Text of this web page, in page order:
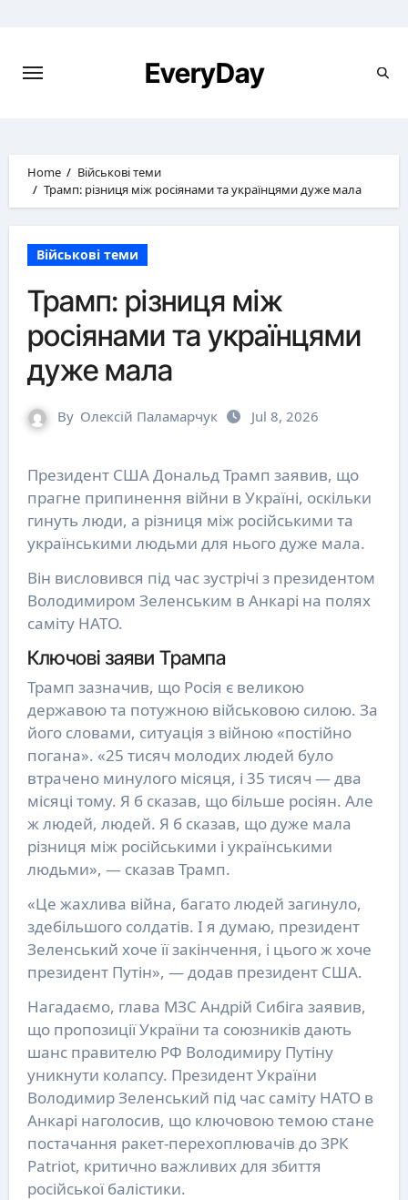
EveryDay
Home
Військові теми
Трамп: різниця між росіянами та українцями дуже мала
Військові теми
Трамп: різниця між
росіянами та українцями
дуже мала
By Олексій Паламарчук Jul 8, 2026
Президент США Дональд Трамп заявив, що
прагне припинення війни в Україні, оскільки
гинуть люди, а різниця між російськими та
українськими людьми для нього дуже мала.
Він висловився під час зустрічі з президентом
Володимиром Зеленським в Анкарі на полях
саміту НАТО.
Ключові заяви Трампа
Трамп зазначив, що Росія є великою
державою та потужною військовою силою. За
його словами, ситуація з війною «постійно
погана». «25 тисяч молодих людей було
втрачено минулого місяця, і 35 тисяч — два
місяці тому. Я б сказав, що більше росіян. Але
ж людей, людей. Я б сказав, що дуже мала
різниця між російськими і українськими
людьми», — сказав Трамп.
«Це жахлива війна, багато людей загинуло,
здебільшого солдатів. І я думаю, президент
Зеленський хоче її закінчення, і цього ж хоче
президент Путін», — додав президент США.
Нагадаємо, глава МЗС Андрій Сибіга заявив,
що пропозиції України та союзників дають
шанс правителю РФ Володимиру Путіну
уникнути колапсу. Президент України
Володимир Зеленський під час саміту НАТО в
Анкарі наголосив, що ключовою темою стане
постачання ракет-перехоплювачів до ЗРК
Patriot, критично важливих для збиття
російської балістики.